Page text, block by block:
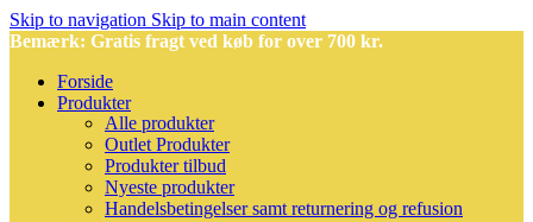
Skip to navigation Skip to main content
Bemærk: Gratis fragt ved køb for over 700 kr.
Forside
Produkter
Alle produkter
Outlet Produkter
Produkter tilbud
Nyeste produkter
Handelsbetingelser samt returnering og refusion